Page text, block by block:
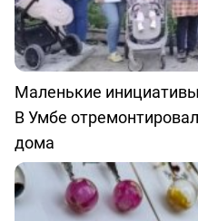
Маленькие
В Умбе
дома